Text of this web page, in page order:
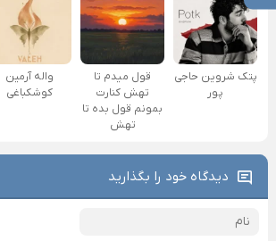
پتک شروین حاجی
پور
قول میدم تا
تهش کنارت
بمونم قول بده تا
تهش
واله آرمین
کوشکباغی
دیدگاه خود را بگذارید